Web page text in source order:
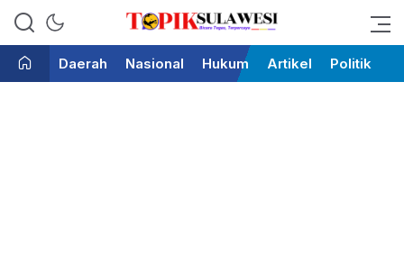
Topik Sulawesi
Bicara Tegas Terpercaya
Daerah
Nasional Hukum Artikel Politik